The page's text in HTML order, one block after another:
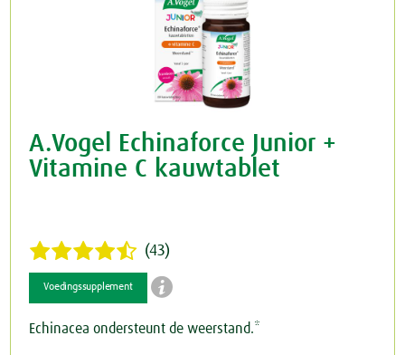
A.Vogel Echinaforce Junior +
Vitamine C kauwtablet
(43)
Voedingssupplement 
Echinacea ondersteunt de weerstand.*